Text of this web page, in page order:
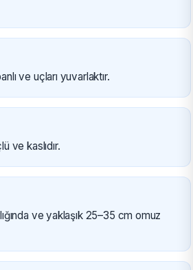
ve uçları yuvarlaktır.
ve kaslıdır.
ve yaklaşık 25–35 cm omuz